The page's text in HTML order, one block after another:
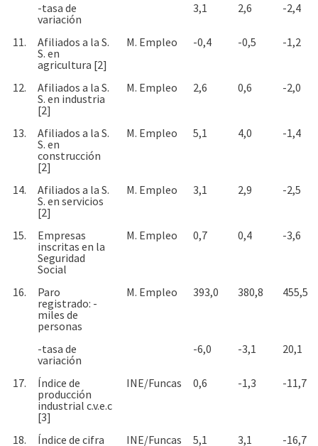
-tasa de
variación
3,1 2,6 -2,4
11.
Afiliados a la S.
S. en
agricultura [2]
M. Empleo -0,4 -0,5 -1,2
12.
Afiliados a la S.
S. en industria
[2]
M. Empleo 2,6 0,6 -2,0
13.
Afiliados a la S.
S. en
construcción
[2]
M. Empleo 5,1 4,0 -1,4
14.
Afiliados a la S.
S. en servicios
[2]
M. Empleo 3,1 2,9 -2,5
15.
Empresas
inscritas en la
Seguridad
Social
M. Empleo 0,7 0,4 -3,6
16.
Paro
registrado: -
miles de
personas
M. Empleo 393,0 380,8 455,5
-tasa de
variación
-6,0 -3,1 20,1
17.
Índice de
producción
industrial c.v.e.c
[3]
INE/Funcas 0,6 -1,3 -11,7
18.
Índice de cifra
INE/Funcas 5,1 3,1 -16,7